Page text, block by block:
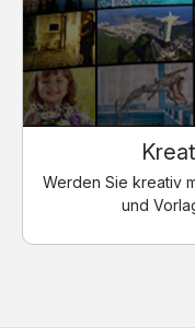
Werden Sie kreativ
und